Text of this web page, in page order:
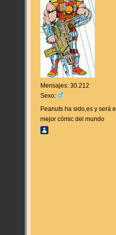
Mensajes: 30.212
Sexo:
Peanuts ha sido,es y será el
mejor cómic del mundo